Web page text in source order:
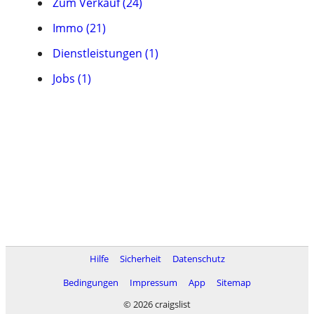
Immo (21)
Dienstleistungen (1)
Jobs (1)
Hilfe Sicherheit
Datenschutz
Bedingungen
Impressum App
Sitemap
© 2026 craigslist